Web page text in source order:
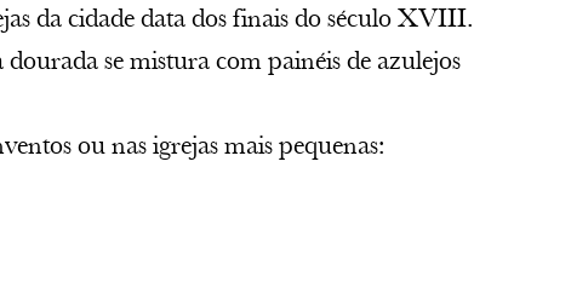
da cidade data dos finais do século XVIII.
se mistura com painéis de azulejos
ou nas igrejas mais pequenas: